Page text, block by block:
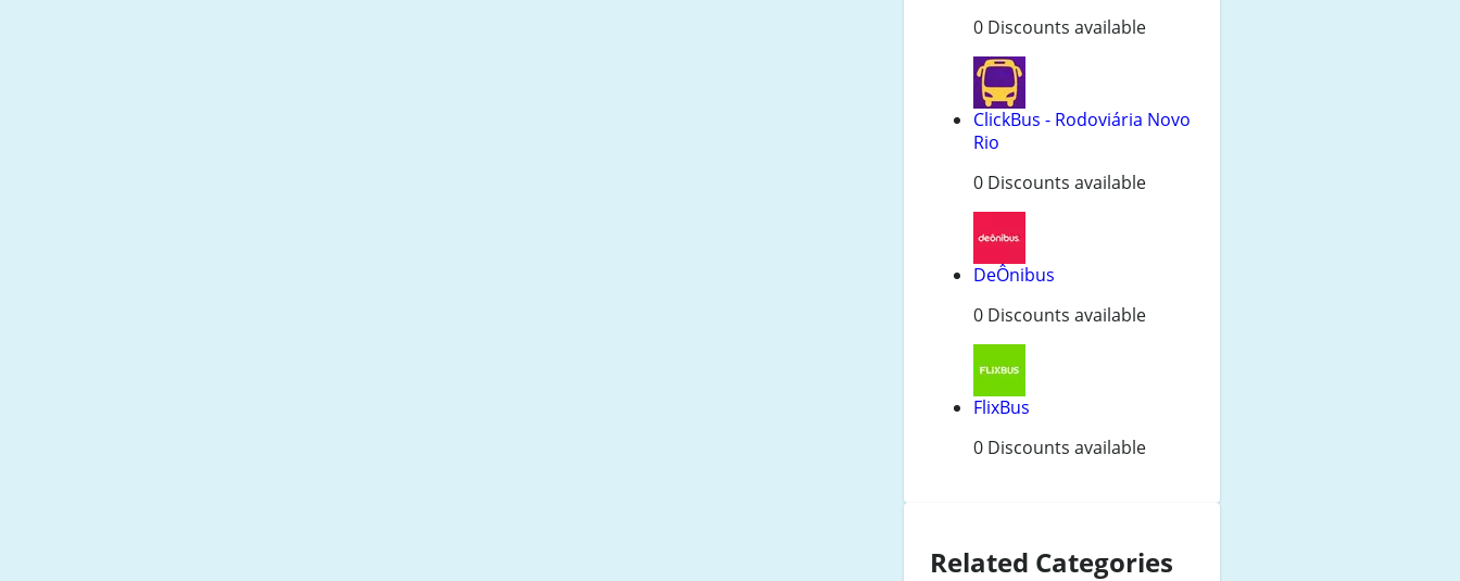
0 Discounts available
ClickBus - Rodoviária Novo
Rio
0 Discounts available
DeÔnibus
0 Discounts available
FlixBus
0 Discounts available
Related Categories